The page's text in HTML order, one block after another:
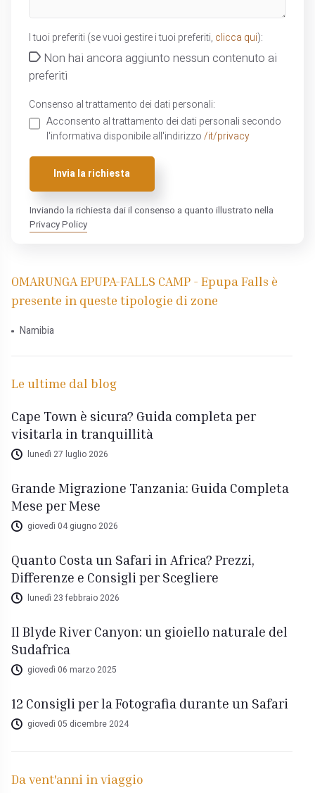
I tuoi preferiti (se vuoi gestire i tuoi preferiti, clicca qui):
Non hai ancora aggiunto nessun contenuto ai
preferiti
Consenso al trattamento dei dati personali:
Acconsento al trattamento dei dati personali secondo
l'informativa disponibile all'indirizzo /it/privacy
Invia la richiesta
Inviando la richiesta dai il consenso a quanto illustrato nella
Privacy Policy
OMARUNGA EPUPA-FALLS CAMP - Epupa Falls è
presente in queste tipologie di zone
Namibia
Le ultime dal blog
Cape Town è sicura? Guida completa per
visitarla in tranquillità
lunedì 27 luglio 2026
Grande Migrazione Tanzania: Guida Completa
Mese per Mese
giovedì 04 giugno 2026
Quanto Costa un Safari in Africa? Prezzi,
Differenze e Consigli per Scegliere
lunedì 23 febbraio 2026
Il Blyde River Canyon: un gioiello naturale del
Sudafrica
giovedì 06 marzo 2025
12 Consigli per la Fotografia durante un Safari
giovedì 05 dicembre 2024
Da vent'anni in viaggio